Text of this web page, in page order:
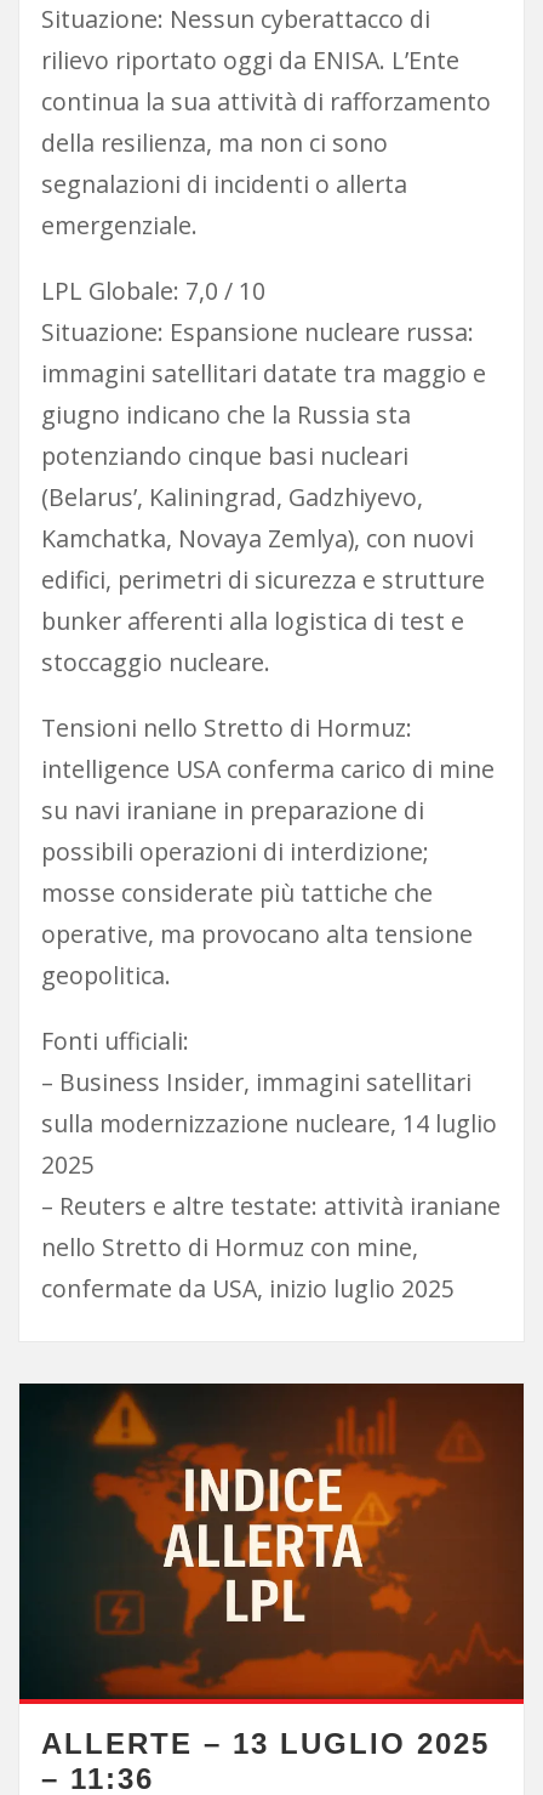
Situazione: Nessun cyberattacco di
rilievo riportato oggi da ENISA. L’Ente
continua la sua attività di rafforzamento
della resilienza, ma non ci sono
segnalazioni di incidenti o allerta
emergenziale.
LPL Globale: 7,0 / 10
Situazione: Espansione nucleare russa:
immagini satellitari datate tra maggio e
giugno indicano che la Russia sta
potenziando cinque basi nucleari
(Belarus’, Kaliningrad, Gadzhiyevo,
Kamchatka, Novaya Zemlya), con nuovi
edifici, perimetri di sicurezza e strutture
bunker afferenti alla logistica di test e
stoccaggio nucleare.
Tensioni nello Stretto di Hormuz:
intelligence USA conferma carico di mine
su navi iraniane in preparazione di
possibili operazioni di interdizione;
mosse considerate più tattiche che
operative, ma provocano alta tensione
geopolitica.
Fonti ufficiali:
– Business Insider, immagini satellitari
sulla modernizzazione nucleare, 14 luglio
2025
– Reuters e altre testate: attività iraniane
nello Stretto di Hormuz con mine,
confermate da USA, inizio luglio 2025
ALLERTE – 13 LUGLIO 2025
– 11:36